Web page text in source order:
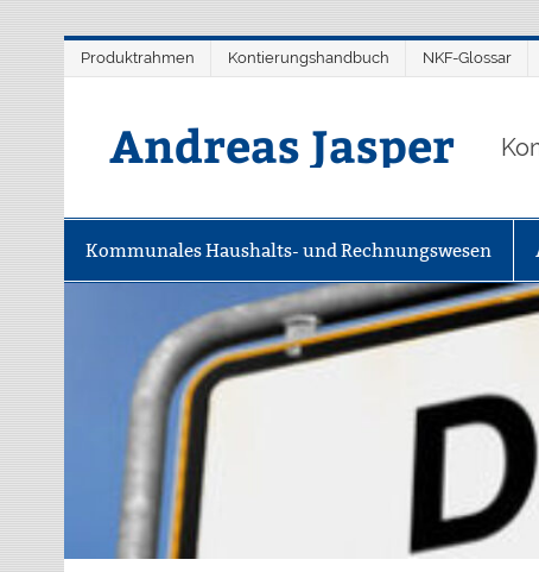
springen
Produktrahmen Kontierungshandbuch NKF-Glossar
Andreas Jasper
Kommunales Haushalts- und Rechnungswesen